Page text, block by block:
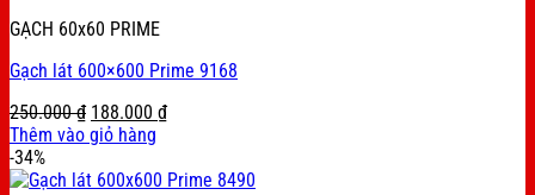
GẠCH 60x60 PRIME
Gạch lát 600×600 Prime 9168
250.000₫ Original
price
250.000 ₫.
188.000 ₫Current
188.000 ₫.
Thêm vào giỏ hàng
-34%